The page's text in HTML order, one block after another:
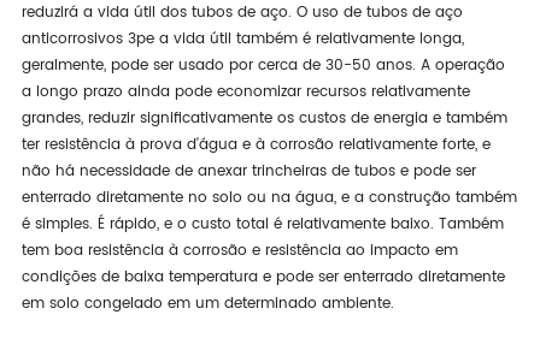
reduzirá a vida útil dos tubos de aço. O uso de tubos de aço
anticorrosivos 3pe a vida útil também é relativamente longa,
geralmente, pode ser usado por cerca de 30-50 anos. A operação
a longo prazo ainda pode economizar recursos relativamente
grandes, reduzir significativamente os custos de energia e também
ter resistência à prova d'água e à corrosão relativamente forte, e
não há necessidade de anexar trincheiras de tubos e pode ser
enterrado diretamente no solo ou na água, e a construção também
é simples. É rápido, e o custo total é relativamente baixo. Também
tem boa resistência à corrosão e resistência ao impacto em
condições de baixa temperatura e pode ser enterrado diretamente
em solo congelado em um determinado ambiente.